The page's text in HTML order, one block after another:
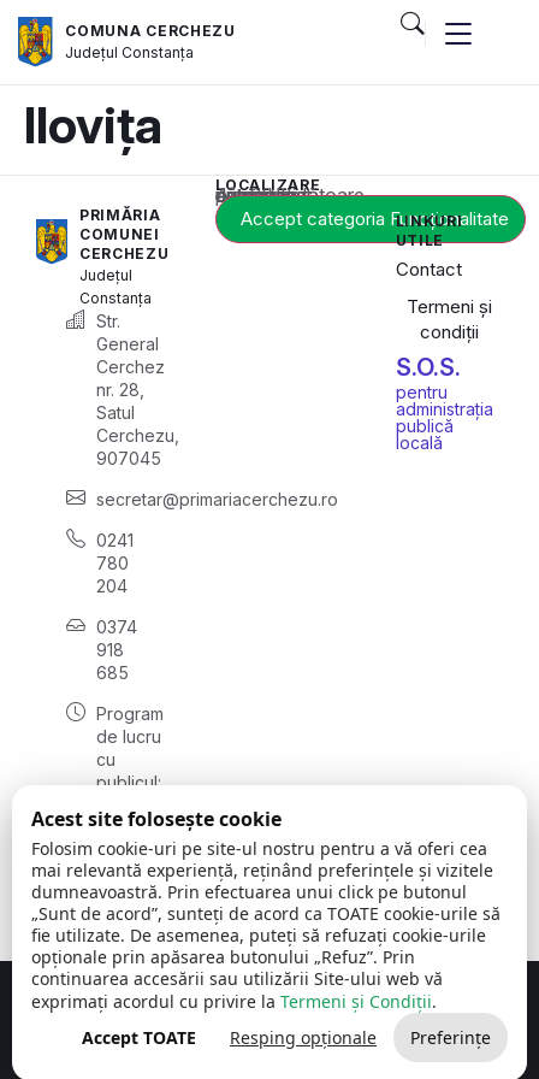
COMUNA CERCHEZU
JudețulConstanța
Ilovița
PRIMĂRIA
COMUNEI
CERCHEZU
Județul
Constanța
Str.
General
Cerchez
nr. 28,
Satul
Cerchezu,
907045
secretar@primariacerchezu.ro
0241
780
204
0374
918
685
Program
de lucru
cu
publicul:
08:00 -
16:30
, vineri:
08:00 -
14:00
LOCALIZARE
Acest conținut este blocat până când acceptați categoria corespunzătoare de cookie-uri.
Accept categoria Funcționalitate
LINKURI
UTILE
Contact
Termeni și
condiții
S.O.S.
pentru
administrația
publică
locală
Comuna Cerchezu © 2026Toate drepturile rezervate
Concept realizat de Big Media Relații Publice SRL
Acest site folosește cookie
Folosim cookie-uri pe site-ul nostru pentru a vă oferi cea
mai relevantă experiență, reținând preferințele și vizitele
dumneavoastră. Prin efectuarea unui click pe butonul
„Sunt de acord”, sunteți de acord ca TOATE cookie-urile să
fie utilizate. De asemenea, puteți să refuzați cookie-urile
opționale prin apăsarea butonului „Refuz”. Prin
continuarea accesării sau utilizării Site-ului web vă
exprimați acordul cu privire la Termeni și Condiții.
Accept TOATE
Resping opționale Preferințe